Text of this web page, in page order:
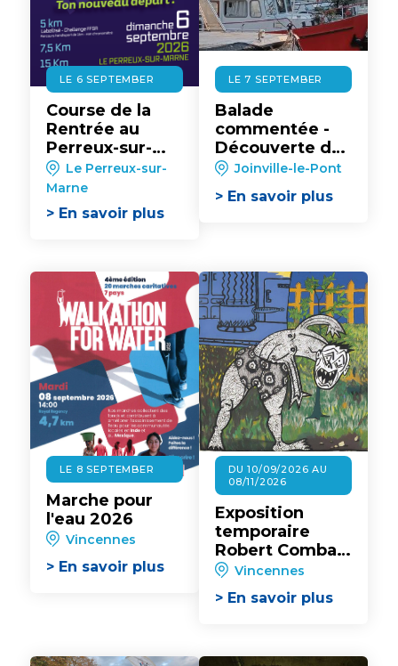
LE 6 SEPTEMBER
Course de la
Rentrée au
Perreux-sur-
Marne
Le Perreux-sur-
Marne
> En savoir plus
LE 7 SEPTEMBER
Balade
commentée -
Découverte de
Joinville-le-
Pont : ses bords
de Marne,
nautiques
Joinville-le-Pont
> En savoir plus
LE 8 SEPTEMBER
Marche pour
l'eau 2026
Vincennes
> En savoir plus
DU 10/09/2026 AU
08/11/2026
Exposition
temporaire
Robert Combas
au Château de
Vincennes
Vincennes
> En savoir plus